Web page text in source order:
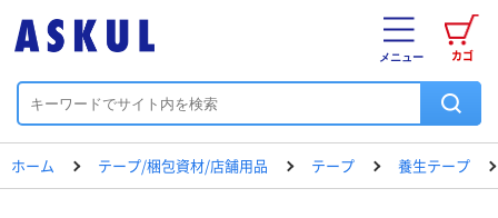
カゴ
メニュー
ホーム テープ/梱包資材/店舗用品 テープ 養生テープ